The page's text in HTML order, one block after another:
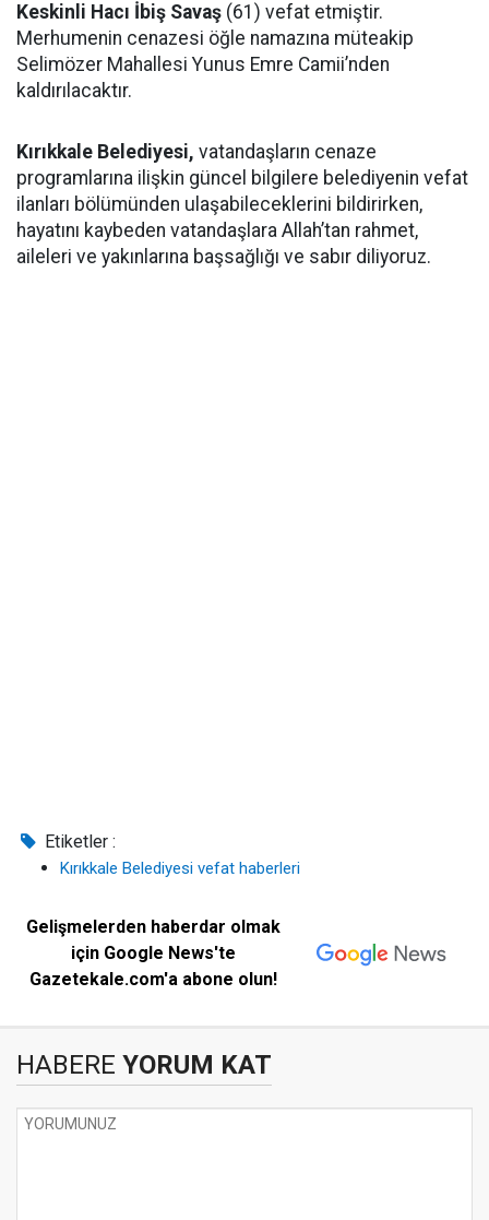
Keskinli Hacı İbiş Savaş (61) vefat etmiştir.
Merhumenin cenazesi öğle namazına müteakip
Selimözer Mahallesi Yunus Emre Camii’nden
kaldırılacaktır.
Kırıkkale Belediyesi, vatandaşların cenaze
programlarına ilişkin güncel bilgilere belediyenin vefat
ilanları bölümünden ulaşabileceklerini bildirirken,
hayatını kaybeden vatandaşlara Allah’tan rahmet,
aileleri ve yakınlarına başsağlığı ve sabır diliyoruz.
Etiketler :
Kırıkkale Belediyesi vefat haberleri
Gelişmelerden haberdar olmak
için Google News'te
Gazetekale.com'a abone olun!
HABERE YORUM KAT